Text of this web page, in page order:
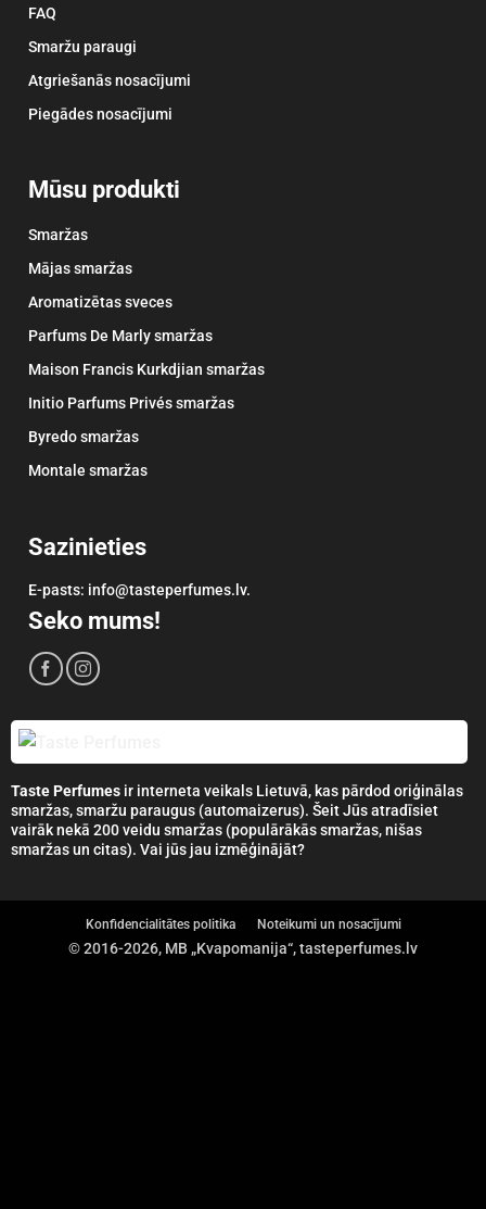
FAQ
Smaržu paraugi
Atgriešanās nosacījumi
Piegādes nosacījumi
Mūsu produkti
Smaržas
Mājas smaržas
Aromatizētas sveces
Parfums De Marly smaržas
Maison Francis Kurkdjian smaržas
Initio Parfums Privés smaržas
Byredo smaržas
Montale smaržas
Sazinieties
E-pasts: info@tasteperfumes.lv.
Seko mums!
Taste Perfumesir interneta veikals Lietuvā, kas pārdod oriģinālas
smaržas, smaržu paraugus (automaizerus). Šeit Jūs atradīsiet
vairāk nekā 200 veidu smaržas (populārākās smaržas, nišas
smaržas un citas). Vai jūs jau izmēģinājāt?
Konfidencialitātes politika Noteikumi un nosacījumi
© 2016-2026, MB „Kvapomanija“, tasteperfumes.lv